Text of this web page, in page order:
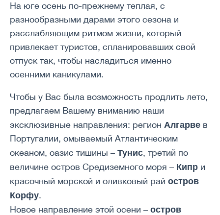
На юге осень по-прежнему теплая, с
разнообразными дарами этого сезона и
расслабляющим ритмом жизни, который
привлекает туристов, спланировавших свой
отпуск так, чтобы насладиться именно
осенними каникулами.
Чтобы у Вас была возможность продлить лето,
предлагаем Вашему вниманию наши
эксклюзивные направления: регион Алгарве в
Португалии, омываемый Атлантическим
океаном, оазис тишины – Тунис, третий по
величине остров Средиземного моря – Кипр и
красочный морской и оливковый рай остров
Корфу.
Новое направление этой осени – остров